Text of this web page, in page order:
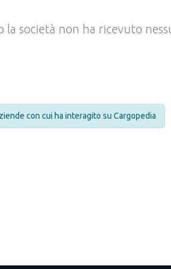
la società non ha ricevuto
con cui ha interagito su Cargopedia